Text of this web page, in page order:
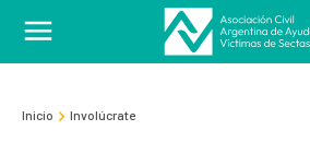
Inicio Involúcrate